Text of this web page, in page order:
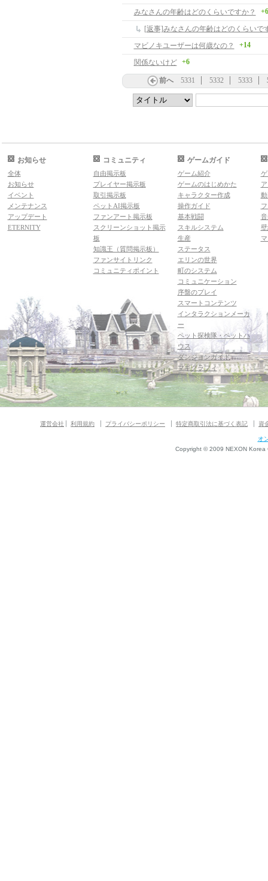
みなさんの年齢はどのくらいですか？
[返事]みなさんの年齢はどのくらいで
マビノキユーザーは何歳なの？
+14
関係ないけど +6
前へ 5331 5332 5333
お知らせ
全体
お知らせ
イベント
メンテナンス
アップデート
ETERNITY
コミュニティ
自由掲示板
プレイヤー掲示板
取引掲示板
ペットAI掲示板
ファンアート掲示板
スクリーンショット掲示
板
知識王（質問掲示板）
ファンサイトリンク
コミュニティポイント
ゲームガイド
ゲーム紹介
ゲームのはじめかた
キャラクター作成
操作ガイド
基本戦闘
スキルシステム
生産
ステータス
エリンの世界
町のシステム
コミュニケーション
序盤のプレイ
スマートコンテンツ
インタラクションメーカ
ー
ペット探検隊・ペットハ
ウス
ダンジョンガイド
マギグラフィ
運営会社 利用規約 プライバシーポリシー 特定商取引法に基づく表記 資
オ
Copyright © 2009 NEXON Korea